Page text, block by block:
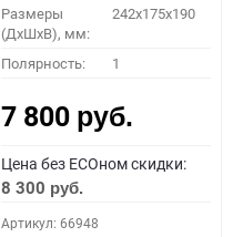
Размеры
(ДхШхВ), мм:
242x175x190
Полярность: 1
7 800 руб.
Цена без ECOном скидки:
8 300 руб.
Артикул: 66948